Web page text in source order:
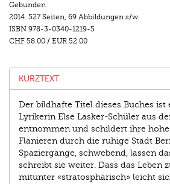
Gebunden
2014. 527 Seiten, 69 Abbildungen s/w.
ISBN 978-3-0340-1219-5
CHF 58.00 / EUR 52.00
KURZTEXT
Der bildhafte Titel dieses Buches ist
Lyrikerin Else Lasker-Schüler aus
entnommen und schildert ihre
Flanieren durch die ruhige Stadt
Spaziergänge, schwebend, lassen
schreibt sie weiter. Dass das Leben
mitunter «stratosphärisch» leicht